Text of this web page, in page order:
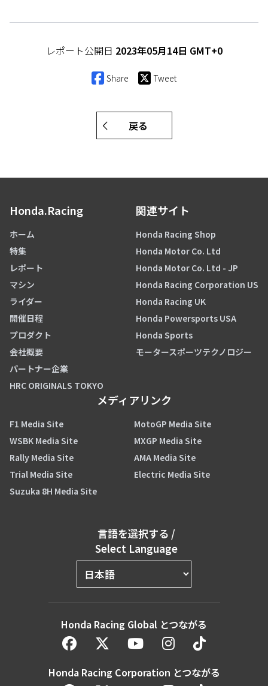
レポート公開日 2023年05月14日 GMT+0
Share Tweet
戻る
Honda.Racing
ホーム
特集
レポート
マシン
ライダー
開催日程
プロダクト
会社概要
パートナー企業
HRC ORIGINALS TOKYO
関連サイト
Honda Racing Shop
Honda Motor Co. Ltd
Honda Motor Co. Ltd - JP
Honda Racing Corporation US
Honda Racing UK
Honda Powersports USA
Honda Sports
モータースポーツテクノロジー
メディアリンク
F1 Media Site
MotoGP Media Site
WSBK Media Site
MXGP Media Site
Rally Media Site
AMA Media Site
Trial Media Site
Electric Media Site
Suzuka 8H Media Site
言語を選択する /
Select Language
Honda Racing Global とつながる
Honda Racing Corporation とつながる